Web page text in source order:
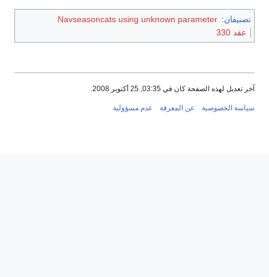
تصنيفان:
Navseasoncats using unknown parameter
عقد 330
آخر تعديل لهذه الصفحة كان في 03:35, 25 أكتوبر 2008.
سياسة الخصوصية عن المعرفة عدم مسؤولية